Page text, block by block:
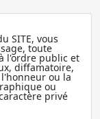
SITE, vous
toute
l'ordre public et
diffamatoire,
ou la
ou
privé